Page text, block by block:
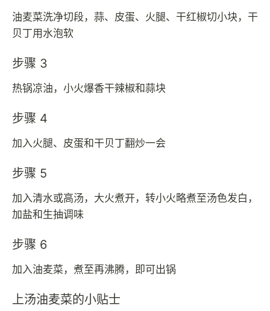
油麦菜洗净切段，蒜、皮蛋、火腿、干红椒切小块，干
贝丁用水泡软
步骤 3
热锅凉油，小火爆香干辣椒和蒜块
步骤 4
加入火腿、皮蛋和干贝丁翻炒一会
步骤 5
加入清水或高汤，大火煮开，转小火略煮至汤色发白，
加盐和生抽调味
步骤 6
加入油麦菜，煮至再沸腾，即可出锅
上汤油麦菜的小贴士